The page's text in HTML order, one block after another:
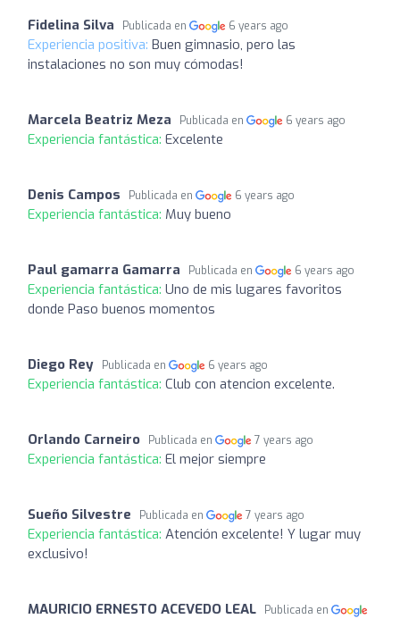
Fidelina Silva Publicada en 6 years ago
Experiencia positiva: Buen gimnasio, pero las
instalaciones no son muy cómodas!
Marcela Beatriz Meza Publicada en 6 years ago
Experiencia fantástica: Excelente
Denis Campos Publicada en 6 years ago
Experiencia fantástica: Muy bueno
Paul gamarra Gamarra Publicada en 6 years ago
Experiencia fantástica: Uno de mis lugares favoritos
donde Paso buenos momentos
Diego Rey Publicada en 6 years ago
Experiencia fantástica: Club con atencion excelente.
Orlando Carneiro Publicada en 7 years ago
Experiencia fantástica: El mejor siempre
Sueño Silvestre Publicada en 7 years ago
Experiencia fantástica: Atención excelente! Y lugar muy
exclusivo!
MAURICIO ERNESTO ACEVEDO LEAL
Publicada en